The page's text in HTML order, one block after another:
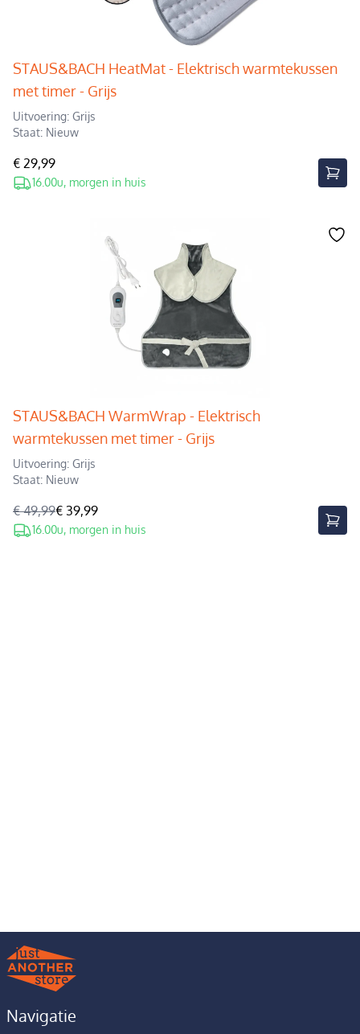
STAUS&BACH HeatMat - Elektrisch warmtekussen
met timer - Grijs
Uitvoering: Grijs
Staat: Nieuw
€ 29,99
16.00u, morgen in huis
STAUS&BACH WarmWrap - Elektrisch
warmtekussen met timer - Grijs
Uitvoering: Grijs
Staat: Nieuw
€ 49,99€ 39,99
16.00u, morgen in huis
Navigatie